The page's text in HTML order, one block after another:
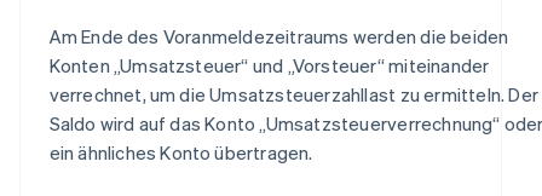
Am Ende des Voranmeldezeitraums werden die beiden
Konten „Umsatzsteuer“ und „Vorsteuer“ miteinander
verrechnet, um die Umsatzsteuerzahllast zu ermitteln. Der
Saldo wird auf das Konto „Umsatzsteuerverrechnung“
ein ähnliches Konto übertragen.